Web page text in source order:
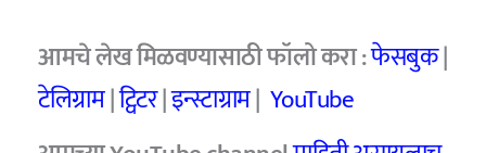
आमचेलेख मिळवण्यासाठी फॉलो करा :फेसबुक|
टेलिग्राम|ट्विटर|इन्स्टाग्राम| YouTube